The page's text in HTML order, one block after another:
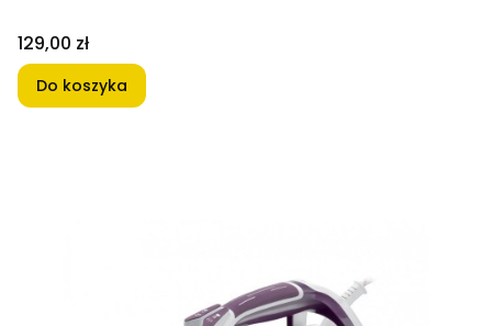
Cena
129,00 zł
Do koszyka